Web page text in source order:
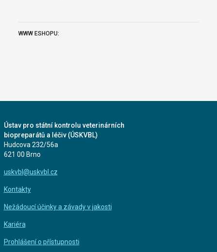
WWW ESHOPU:
Ústav pro státní kontrolu veterinárních
biopreparátů a léčiv (ÚSKVBL)
Hudcova 232/56a
621 00 Brno
uskvbl@uskvbl.cz
Kontakty
Nežádoucí účinky a závady v jakosti
Kariéra
Prohlášení o přístupnosti